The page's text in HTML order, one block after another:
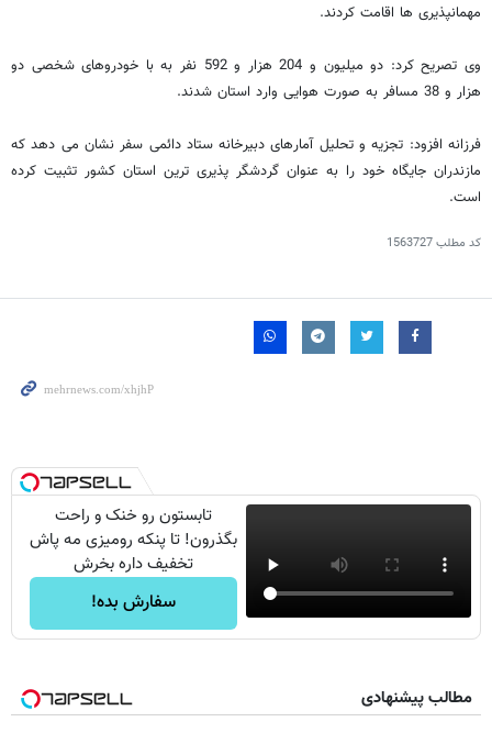
مهمانپذیری ها اقامت کردند.
وی تصریح کرد: دو میلیون و 204 هزار و 592 نفر به با خودروهای شخصی دو
هزار و 38 مسافر به صورت هوایی وارد استان شدند.
فرزانه افزود: تجزیه و تحلیل آمارهای دبیرخانه ستاد دائمی سفر نشان می دهد که
مازندران جایگاه خود را به عنوان گردشگر پذیری ترین استان کشور تثبیت کرده
است.
کد مطلب1563727
تابستون رو خنک و راحت
بگذرون! تا پنکه رومیزی مه پاش
تخفیف داره بخرش
سفارش بده!
مطالب پیشنهادی